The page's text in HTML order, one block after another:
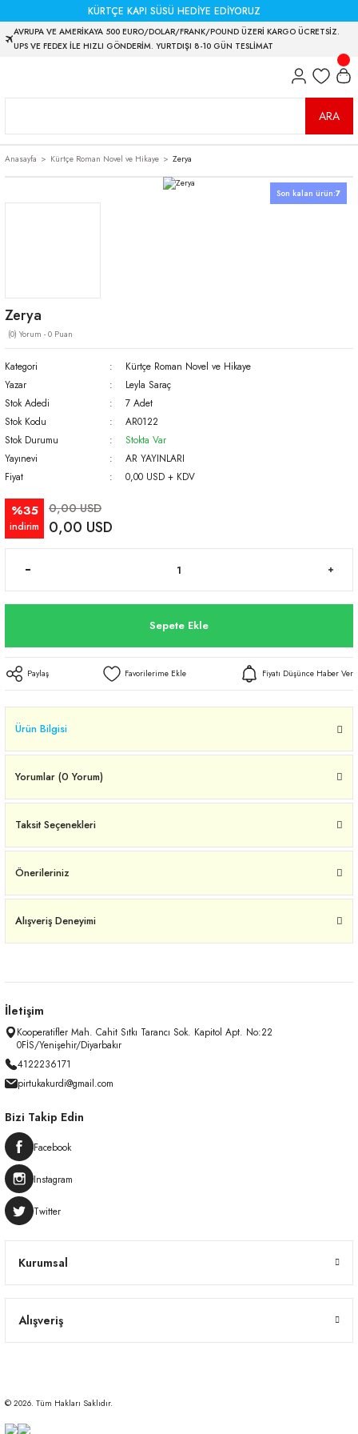
KÜRTÇE KAPI SÜSÜ HEDİYE EDİYORUZ
AVRUPA VE AMERİKAYA 500 EURO/DOLAR/FRANK/POUND ÜZERİ KARGO ÜCRETSİZ.
UPS VE FEDEX İLE HIZLI GÖNDERİM. YURTDIŞI 8-10 GÜN TESLİMAT
ARA
Anasayfa Kürtçe Roman Novel ve Hikaye Zerya
Son kalan ürün:7
Zerya
(0) Yorum - 0 Puan
Kategori
Kürtçe Roman Novel ve Hikaye
Yazar
Leyla Saraç
Stok Adedi
7 Adet
Stok Kodu
AR0122
Stok Durumu
Stokta Var
Yayınevi
AR YAYINLARI
Fiyat
0,00 USD + KDV
%35
indirim
0,00 USD
0,00 USD
Sepete Ekle
Paylaş Fiyatı Düşünce Haber Ver
Ürün Bilgisi
Yorumlar (0 Yorum)
Taksit Seçenekleri
Önerileriniz
Alışveriş Deneyimi
İletişim
Kooperatifler Mah. Cahit Sıtkı Tarancı Sok. Kapitol Apt. No:22
0FİS/Yenişehir/Diyarbakır
4122236171
pirtukakurdi@gmail.com
Kurumsal
Alışveriş
Bizi Takip Edin
Facebook
Instagram
Twitter
© 2026. Tüm Hakları Saklıdır.